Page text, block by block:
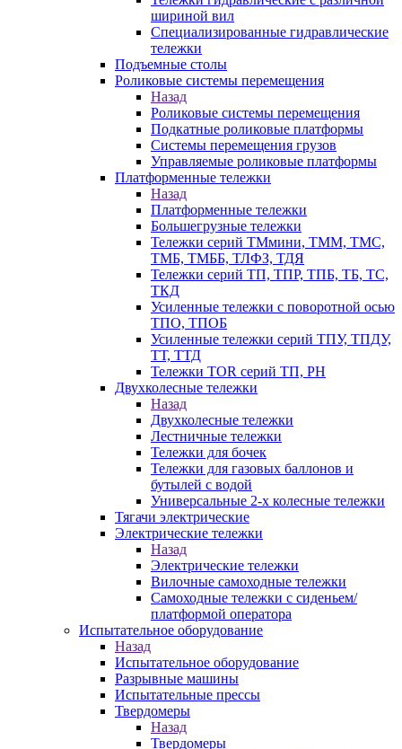
шириной вил
Специализированные гидравлические
тележки
Подъемные столы
Роликовые системы перемещения
Назад
Роликовые системы перемещения
Подкатные роликовые платформы
Системы перемещения грузов
Управляемые роликовые платформы
Платформенные тележки
Назад
Платформенные тележки
Большегрузные тележки
Тележки серий ТМмини, ТММ, ТМС,
ТМБ, ТМББ, ТЛФЗ, ТДЯ
Тележки серий ТП, ТПР, ТПБ, ТБ, ТС,
ТКД
Усиленные тележки с поворотной осью
ТПО, ТПОБ
Усиленные тележки серий ТПУ, ТПДУ,
ТТ, ТТД
Тележки TOR серий ТП, PH
Двухколесные тележки
Назад
Двухколесные тележки
Лестничные тележки
Тележки для бочек
Тележки для газовых баллонов и
бутылей с водой
Универсальные 2-х колесные тележки
Тягачи электрические
Электрические тележки
Назад
Электрические тележки
Вилочные самоходные тележки
Самоходные тележки с сиденьем/
платформой оператора
Испытательное оборудование
Назад
Испытательное оборудование
Разрывные машины
Испытательные прессы
Твердомеры
Назад
Твердомеры